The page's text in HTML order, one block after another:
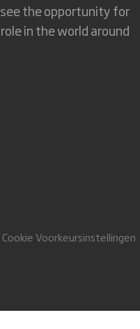
the opportunity for
in the world around
Cookie Voorkeursinstellingen